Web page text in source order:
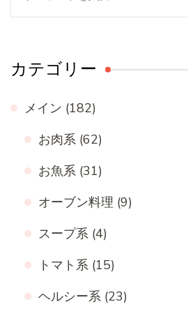
カテゴリー
メイン (182)
お肉系 (62)
お魚系 (31)
オーブン料理 (9)
スープ系 (4)
トマト系 (15)
ヘルシー系 (23)